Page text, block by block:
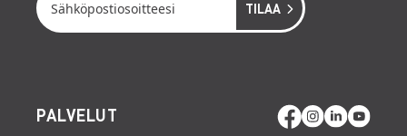
PALVELUT